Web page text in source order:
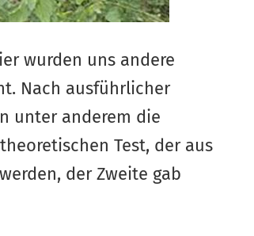
wurden uns andere
Nach ausführlicher
unter anderem die
Test, der aus
der Zweite gab